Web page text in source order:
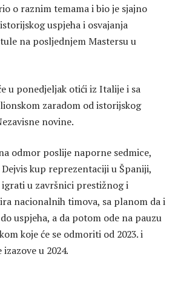
o raznim temama i bio je sjajno
uspjeha i osvajanja
na posljednjem Mastersu u
u ponedjeljak otići iz Italije i sa
zaradom od istorijskog
novine.
odmor poslije naporne sedmice,
kup reprezentaciji u Španiji,
igrati u završnici prestižnog i
nacionalnih timova, sa planom da i
uspjeha, a da potom ode na pauzu
koje će se odmoriti od 2023. i
u 2024.